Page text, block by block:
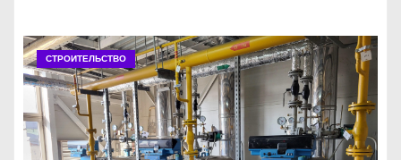
СТРОИТЕЛЬСТВО